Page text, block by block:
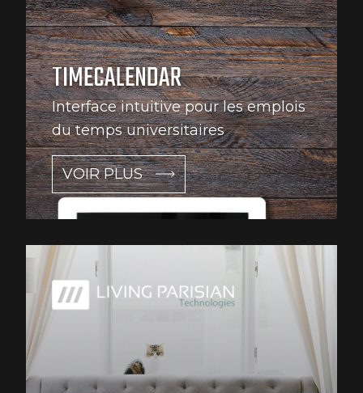
TIMECALENDAR
Interface intuitive pour les emplois
du temps universitaires
VOIR PLUS